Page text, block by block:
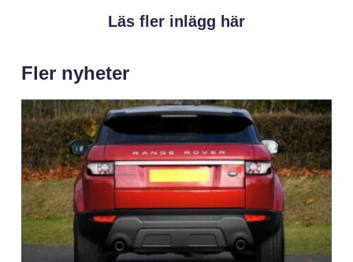
Läs fler inlägg här
Fler nyheter